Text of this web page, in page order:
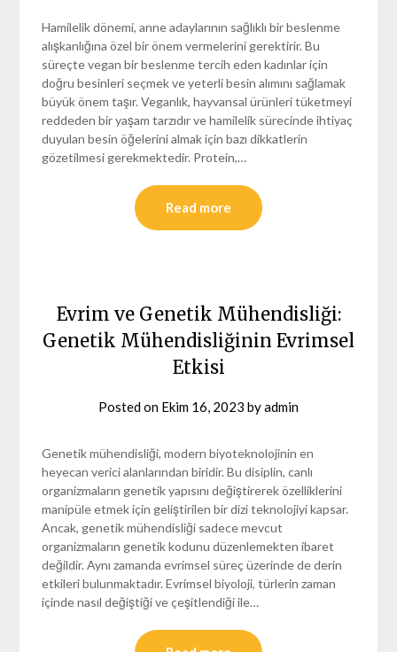
Hamilelik dönemi, anne adaylarının sağlıklı bir beslenme
alışkanlığına özel bir önem vermelerini gerektirir. Bu
süreçte vegan bir beslenme tercih eden kadınlar için
doğru besinleri seçmek ve yeterli besin alımını sağlamak
büyük önem taşır. Veganlık, hayvansal ürünleri tüketmeyi
reddeden bir yaşam tarzıdır ve hamilelik sürecinde ihtiyaç
duyulan besin öğelerini almak için bazı dikkatlerin
gözetilmesi gerekmektedir. Protein,…
Read more
Evrim ve Genetik Mühendisliği:
Genetik Mühendisliğinin Evrimsel
Etkisi
Posted on Ekim 16, 2023 byadmin
Genetik mühendisliği, modern biyoteknolojinin en
heyecan verici alanlarından biridir. Bu disiplin, canlı
organizmaların genetik yapısını değiştirerek özelliklerini
manipüle etmek için geliştirilen bir dizi teknolojiyi kapsar.
Ancak, genetik mühendisliği sadece mevcut
organizmaların genetik kodunu düzenlemekten ibaret
değildir. Aynı zamanda evrimsel süreç üzerinde de derin
etkileri bulunmaktadır. Evrimsel biyoloji, türlerin zaman
içinde nasıl değiştiği ve çeşitlendiği ile…